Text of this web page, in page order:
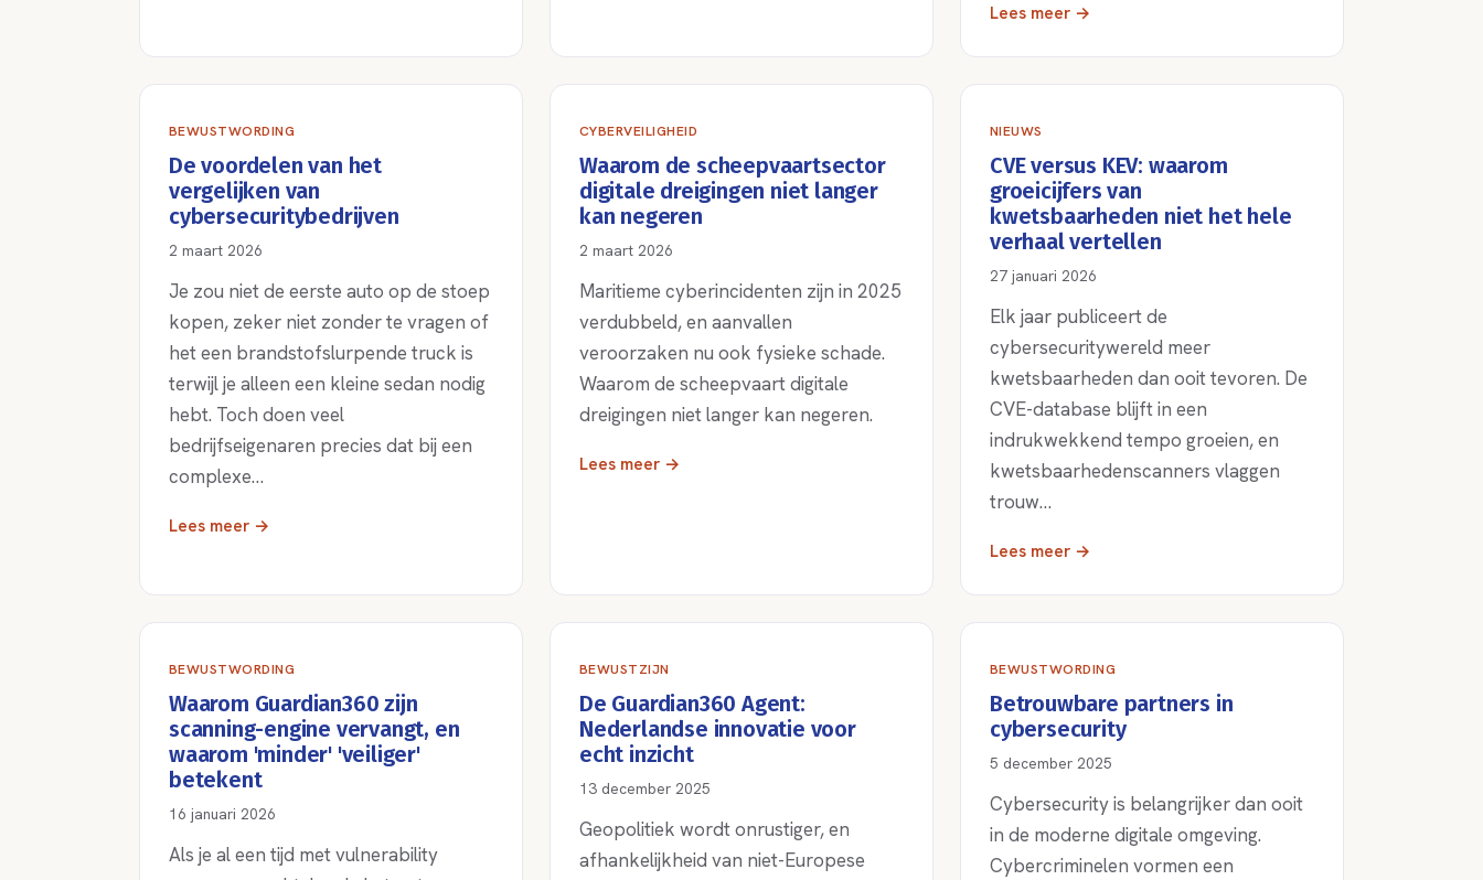
Lees meer →
BEWUSTWORDING
De voordelen van het
vergelijken van
cybersecuritybedrijven
2 maart 2026
Je zou niet de eerste auto op de stoep
kopen, zeker niet zonder te vragen of
het een brandstofslurpende truck is
terwijl je alleen een kleine sedan nodig
hebt. Toch doen veel
bedrijfseigenaren precies dat bij een
complexe…
Lees meer →
CYBERVEILIGHEID
Waarom de scheepvaartsector
digitale dreigingen niet langer
kan negeren
2 maart 2026
Maritieme cyberincidenten zijn in 2025
verdubbeld, en aanvallen
veroorzaken nu ook fysieke schade.
Waarom de scheepvaart digitale
dreigingen niet langer kan negeren.
Lees meer →
NIEUWS
CVE versus KEV: waarom
groeicijfers van
kwetsbaarheden niet het hele
verhaal vertellen
27 januari 2026
Elk jaar publiceert de
cybersecuritywereld meer
kwetsbaarheden dan ooit tevoren. De
CVE-database blijft in een
indrukwekkend tempo groeien, en
kwetsbaarhedenscanners vlaggen
trouw…
Lees meer →
BEWUSTWORDING
Waarom Guardian360 zijn
scanning-engine vervangt, en
waarom 'minder' 'veiliger'
betekent
16 januari 2026
Als je al een tijd met vulnerability
BEWUSTZIJN
De Guardian360 Agent:
Nederlandse innovatie voor
echt inzicht
13 december 2025
Geopolitiek wordt onrustiger, en
afhankelijkheid van niet-Europese
BEWUSTWORDING
Betrouwbare partners in
cybersecurity
5 december 2025
Cybersecurity is belangrijker dan ooit
in de moderne digitale omgeving.
Cybercriminelen vormen een